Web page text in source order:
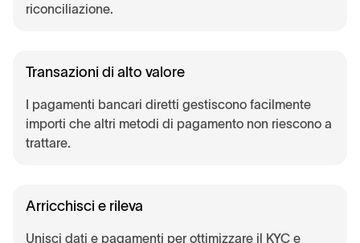
riconciliazione.
Transazioni di alto valore
I pagamenti bancari diretti gestiscono facilmente
importi che altri metodi di pagamento non riescono a
trattare.
Arricchisci e rileva
Unisci dati e pagamenti per ottimizzare il KYC e